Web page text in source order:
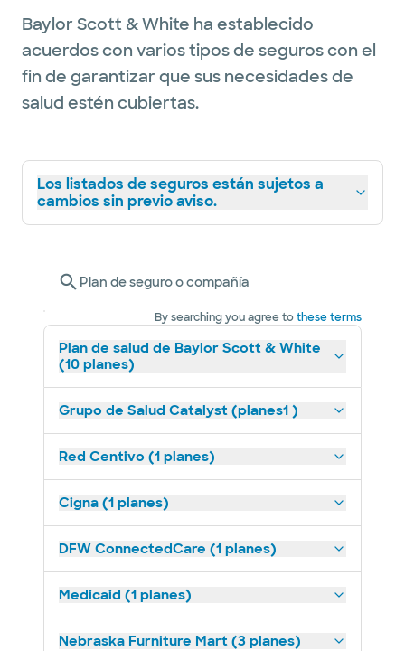
Baylor Scott & White ha establecido
acuerdos con varios tipos de seguros con el
fin de garantizar que sus necesidades de
salud estén cubiertas.
Los listados de seguros están sujetos a
cambios sin previo aviso.
Plan de seguro o compañía
By searching you agree tothese terms
Plan de salud de Baylor Scott & White
(10 planes)
Grupo de Salud Catalyst (planes1 )
Red Centivo (1 planes)
Cigna (1 planes)
DFW ConnectedCare (1 planes)
Medicaid (1 planes)
Nebraska Furniture Mart (3 planes)